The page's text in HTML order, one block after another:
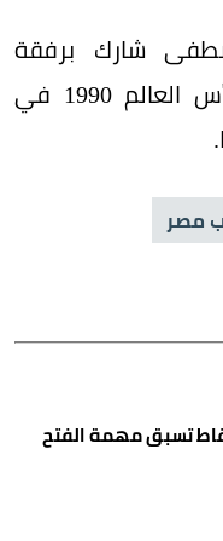
شارك برفقة
«الفراعنة» في 3 مباريات بكأس العالم 1990 في
مصر